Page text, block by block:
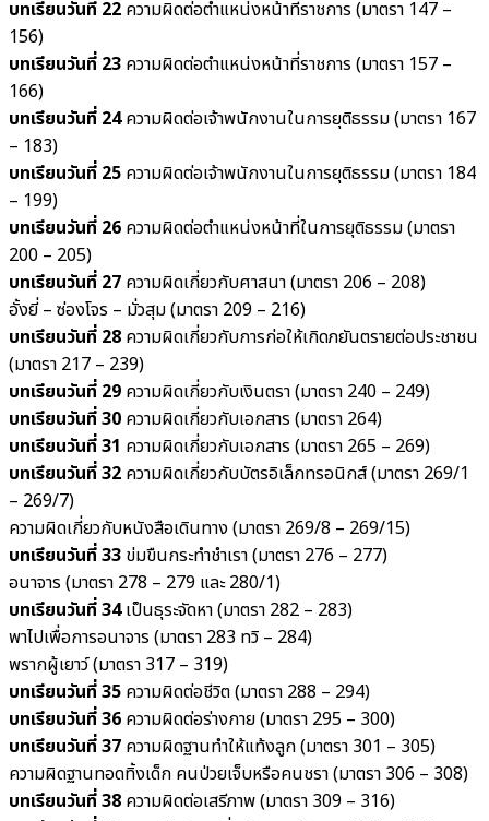
บทเรียนวันที่ 22 ความผิดต่อตำแหน่งหน้าที่ราชการ (มาตรา 147 –
156)
บทเรียนวันที่ 23 ความผิดต่อตำแหน่งหน้าที่ราชการ (มาตรา 157 –
166)
บทเรียนวันที่ 24ความผิดต่อเจ้าพนักงานในการยุติธรรม (มาตรา 167
– 183)
บทเรียนวันที่ 25 ความผิดต่อเจ้าพนักงานในการยุติธรรม (มาตรา 184
– 199)
บทเรียนวันที่ 26 ความผิดต่อตำแหน่งหน้าที่ในการยุติธรรม (มาตรา
200 – 205)
บทเรียนวันที่ 27 ความผิดเกี่ยวกับศาสนา (มาตรา 206 – 208)
อั้งยี่ – ซ่องโจร – มั่วสุม (มาตรา 209 – 216)
บทเรียนวันที่ 28 ความผิดเกี่ยวกับการก่อให้เกิดภยันตรายต่อประชาชน
(มาตรา 217 – 239)
บทเรียนวันที่ 29 ความผิดเกี่ยวกับเงินตรา (มาตรา 240 – 249)
บทเรียนวันที่ 30 ความผิดเกี่ยวกับเอกสาร (มาตรา 264)
บทเรียนวันที่ 31 ความผิดเกี่ยวกับเอกสาร (มาตรา 265 – 269)
บทเรียนวันที่ 32 ความผิดเกี่ยวกับบัตรอิเล็กทรอนิกส์ (มาตรา 269/1
– 269/7)
ความผิดเกี่ยวกับหนังสือเดินทาง (มาตรา 269/8 – 269/15)
บทเรียนวันที่ 33 ข่มขืนกระทำชำเรา (มาตรา 276 – 277)
อนาจาร (มาตรา 278 – 279 และ 280/1)
บทเรียนวันที่ 34เป็นธุระจัดหา (มาตรา 282 – 283)
พาไปเพื่อการอนาจาร (มาตรา 283 ทวิ – 284)
พรากผู้เยาว์ (มาตรา 317 – 319)
บทเรียนวันที่ 35 ความผิดต่อชีวิต (มาตรา 288 – 294)
บทเรียนวันที่ 36 ความผิดต่อร่างกาย (มาตรา 295 – 300)
บทเรียนวันที่ 37 ความผิดฐานทำให้แท้งลูก (มาตรา 301 – 305)
ความผิดฐานทอดทิ้งเด็ก คนป่วยเจ็บหรือคนชรา (มาตรา 306 – 308)
บทเรียนวันที่ 38 ความผิดต่อเสรีภาพ (มาตรา 309 – 316)